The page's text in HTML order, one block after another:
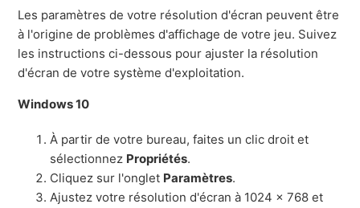
Manager
Mise à Jour de Votre Navigateur
Les paramètres de votre résolution d'écran peuvent être
à l'origine de problèmes d'affichage de votre jeu. Suivez
les instructions ci-dessous pour ajuster la résolution
d'écran de votre système d'exploitation.
Windows 10
À partir de votre bureau, faites un clic droit et
sélectionnez Propriétés.
Cliquez sur l'onglet Paramètres.
Ajustez votre résolution d'écran à 1024 x 768 et